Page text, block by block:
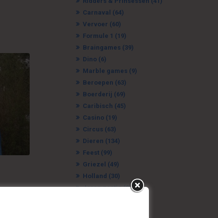
Carnaval (64)
Vervoer (60)
Formule 1 (19)
Braingames (39)
Dino (6)
Marble games (9)
Beroepen (63)
Boerderij (69)
Caribisch (45)
Casino (19)
Circus (63)
Dieren (134)
Feest (99)
Griezel (49)
Holland (30)
Jaren zestig (21)